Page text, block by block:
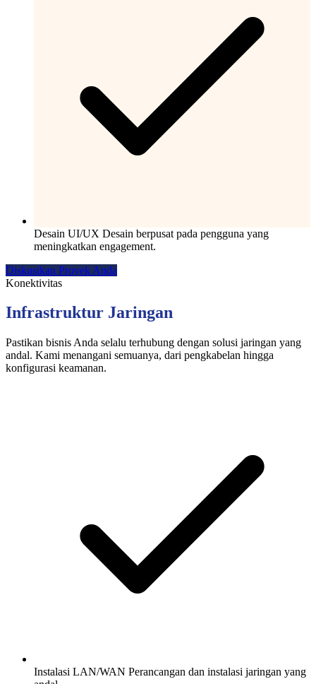
Desain UI/UX Desain berpusat pada pengguna yang
meningkatkan engagement.
Diskusikan Proyek Anda
Konektivitas
Infrastruktur Jaringan
Pastikan bisnis Anda selalu terhubung dengan solusi jaringan yang
andal. Kami menangani semuanya, dari pengkabelan hingga
konfigurasi keamanan.
Instalasi LAN/WAN Perancangan dan instalasi jaringan yang